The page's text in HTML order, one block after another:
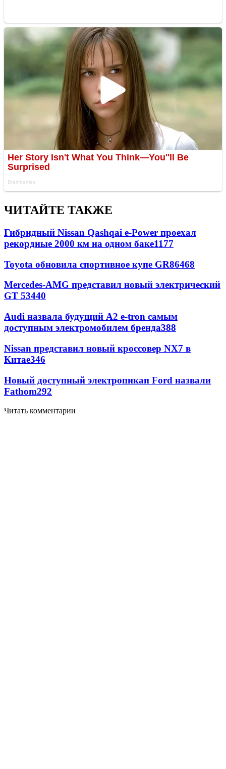
ЧИТАЙТЕ ТАКЖЕ
Гибридный Nissan Qashqai e-Power проехал
рекордные 2000 км на одном баке1177
Toyota обновила спортивное купе GR86468
Mercedes-AMG представил новый электрический
GT 53440
Audi назвала будущий A2 e-tron самым
доступным электромобилем бренда388
Nissan представил новый кроссовер NX7 в
Китае346
Новый доступный электропикап Ford назвали
Fathom292
Читать комментарии